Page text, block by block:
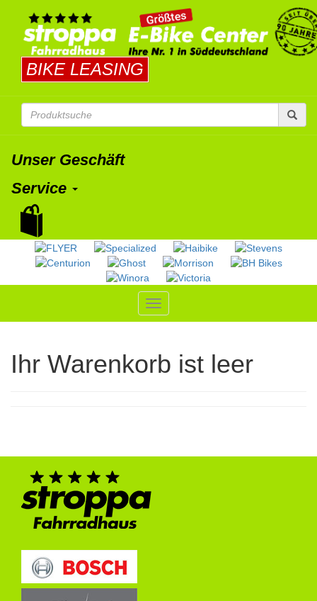
BIKE LEASING
Unser Geschäft
Service
Toggle
Ihr Warenkorb ist leer